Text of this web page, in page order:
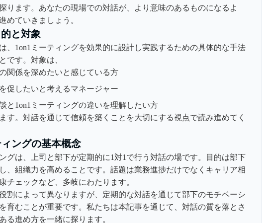
ります。あなたの現場での対話が、より意味のあるものになるよ
めていきましょう。
と対象
、1on1ミーティングを効果的に設計し実践するための具体的な手法
です。対象は、
関係を深めたいと感じている方
促したいと考えるマネージャー
と1on1ミーティングの違いを理解したい方
す。対話を通じて信頼を築くことを大切にする視点で読み進めてく
ングの基本概念
グは、上司と部下が定期的に1対1で行う対話の場です。目的は部下
、組織力を高めることです。話題は業務進捗だけでなくキャリア相
チェックなど、多岐にわたります。
割によって異なりますが、定期的な対話を通じて部下のモチベーシ
育むことが重要です。私たちは本記事を通じて、対話の質を落とさ
る進め方を一緒に探ります。